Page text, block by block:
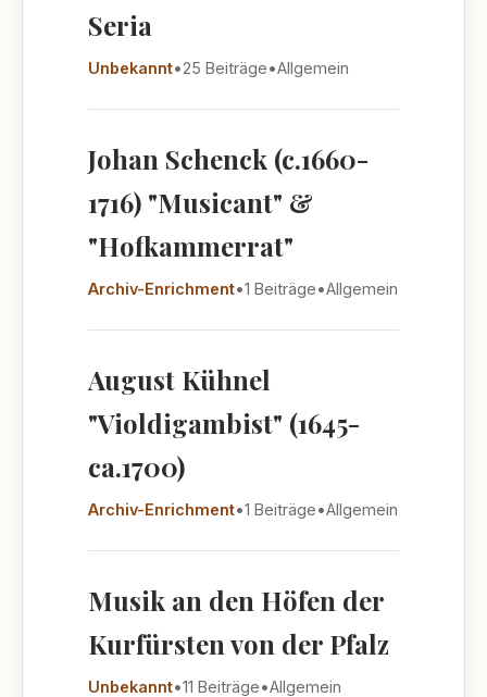
Seria
Unbekannt•25 Beiträge•Allgemein
Johan Schenck (c.1660-
1716) "Musicant" &
"Hofkammerrat"
Archiv-Enrichment•1 Beiträge•Allgemein
August Kühnel
"Violdigambist" (1645-
ca.1700)
Archiv-Enrichment•1 Beiträge•Allgemein
Musik an den Höfen der
Kurfürsten von der Pfalz
Unbekannt•11 Beiträge•Allgemein